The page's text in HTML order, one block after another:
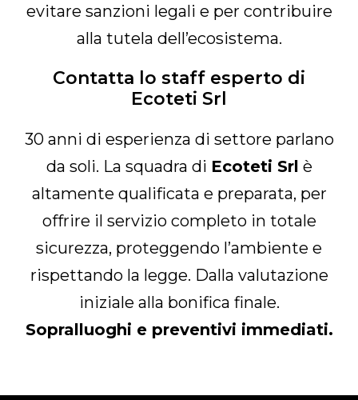
evitare sanzioni legali e per contribuire
alla tutela dell’ecosistema.
Contatta lo staff esperto di
Ecoteti Srl
30 anni di esperienza di settore parlano
da soli. La squadra di Ecoteti Srl è
altamente qualificata e preparata, per
offrire il servizio completo in totale
sicurezza, proteggendo l’ambiente e
rispettando la legge. Dalla valutazione
iniziale alla bonifica finale.
Sopralluoghi e preventivi immediati.